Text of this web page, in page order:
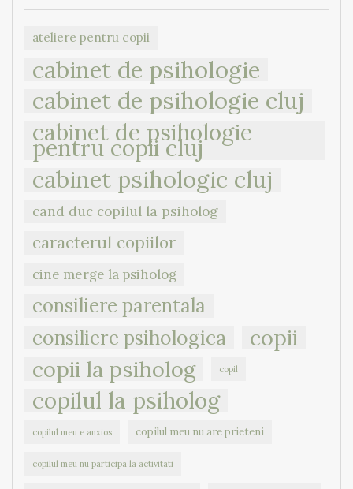
ateliere pentru copii
cabinet de psihologie
cabinet de psihologie cluj
cabinet de psihologie
pentru copii cluj
cabinet psihologic cluj
cand duc copilul la psiholog
caracterul copiilor
cine merge la psiholog
consiliere parentala
consiliere psihologica copii
copii la psiholog copil
copilul la psiholog
copilul meu e anxios copilul meu nu are prieteni
copilul meu nu participa la activitati